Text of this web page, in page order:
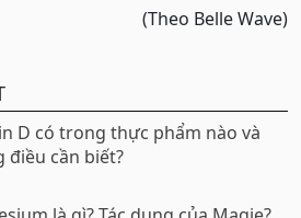
(Theo Belle Wave)
D có trong thực phẩm nào và
điều cần biết?